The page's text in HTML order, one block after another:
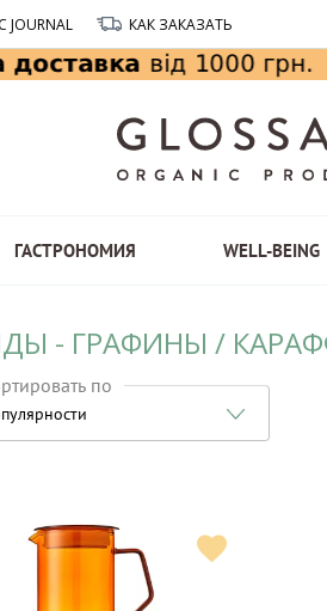
JOURNAL КАК ЗАКАЗАТЬ
ГАСТРОНОМИЯ WELL-BEING
- ГРАФИНЫ /
по